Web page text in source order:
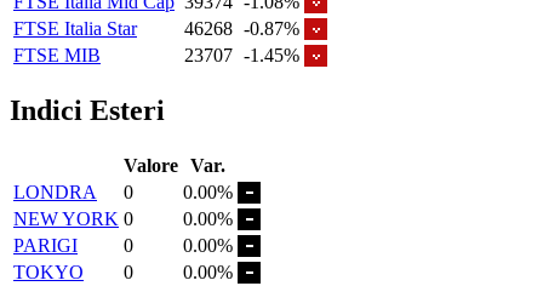
FTSE Italia Star
46268 -0.87%
FTSE MIB
23707 -1.45%
Indici Esteri
Valore Var.
LONDRA
0
0.00%
NEW YORK 0
0.00%
PARIGI
0
0.00%
TOKYO
0
0.00%